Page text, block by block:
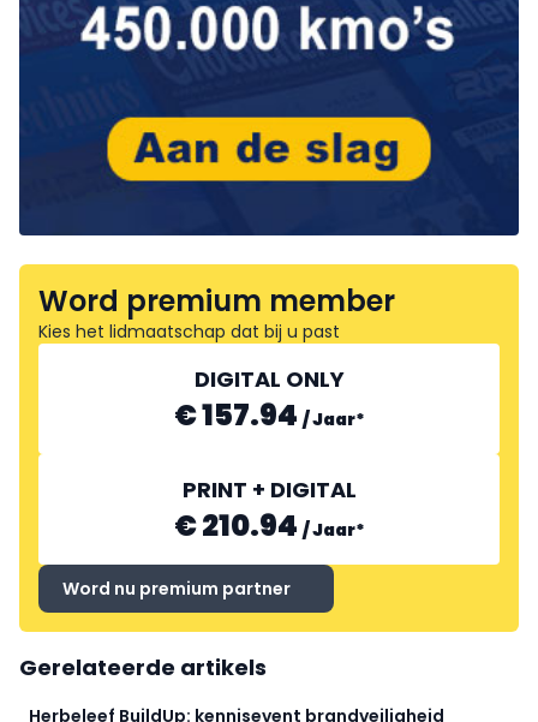
Word premium member
Kies het lidmaatschap dat bij u past
DIGITAL ONLY
€ 157.94 /Jaar*
PRINT + DIGITAL
€ 210.94 /Jaar*
Word nu premium partner
Gerelateerde artikels
Herbeleef BuildUp: kennisevent brandveiligheid